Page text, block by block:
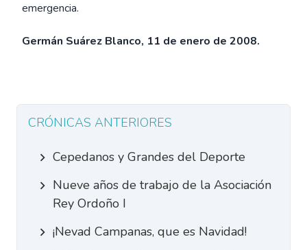
emergencia.
Germán Suárez Blanco, 11 de enero de 2008.
CRÓNICAS ANTERIORES
Cepedanos y Grandes del Deporte
Nueve años de trabajo de la Asociación
Rey Ordoño I
¡Nevad Campanas, que es Navidad!